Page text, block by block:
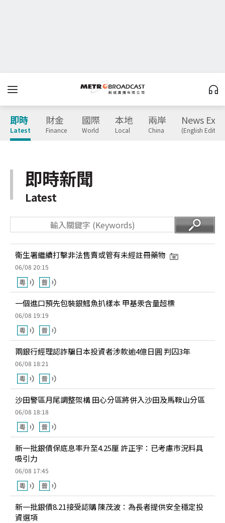
即時
Latest
財金
Finance
國際
World
本地
Local
兩岸
China
News
(English
即時新聞
Latest
衞生署繼續打擊非法售賣或管有未經註冊藥物
06/08 20:15
一個進口預先包裝銀鱈魚扒樣本 甲基汞含量超標
06/08 19:19
兩銀行經理認詐騙日本投資者涉款逾4億日圓 判囚3年
06/08 18:21
沙田警區月尾調整架構 田心分區將併入沙田及馬鞍山分區
06/08 18:18
新一批銀債保底息率升至4.25厘 許正宇：已考慮市況料具
吸引力
06/08 17:45
新一批銀債8.21接受認購 陳茂波：為長者提供安全穩定投
資選項